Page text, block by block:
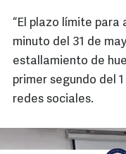
“El plazo límite para
minuto del 31 de
estallamiento de
primer segundo del
redes sociales.